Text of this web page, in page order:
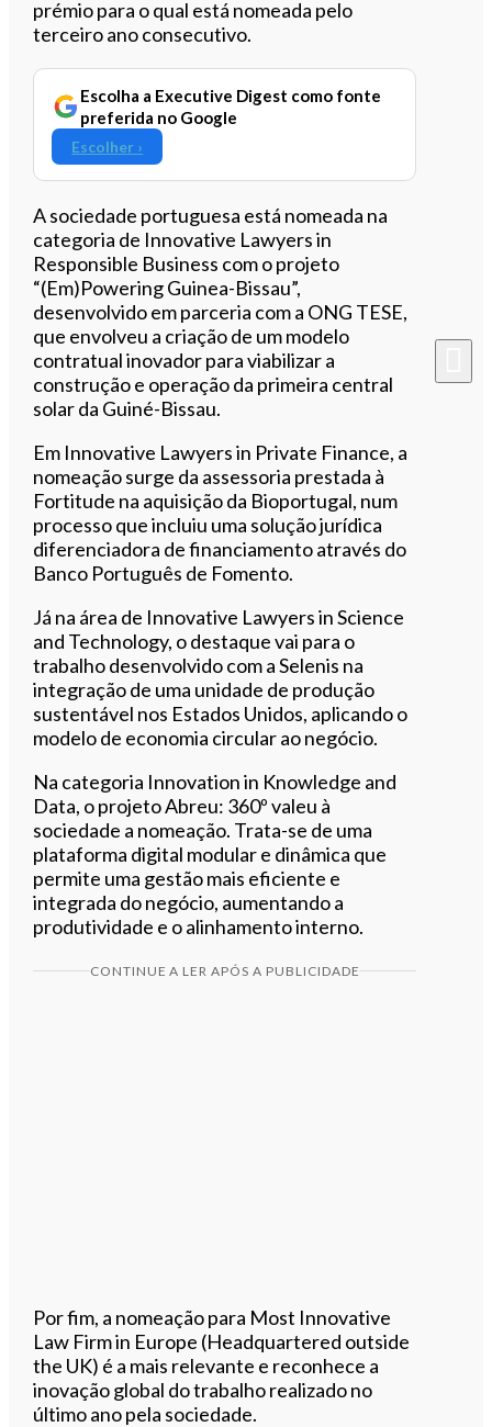
prémio para o qual está nomeada pelo
terceiro ano consecutivo.
Escolha a Executive Digest como fonte
preferida no Google
Escolher ›
A sociedade portuguesa está nomeada na
categoria de Innovative Lawyers in
Responsible Business com o projeto
“(Em)Powering Guinea-Bissau”,
desenvolvido em parceria com a ONG TESE,
que envolveu a criação de um modelo
contratual inovador para viabilizar a
construção e operação da primeira central
solar da Guiné-Bissau.
Em Innovative Lawyers in Private Finance, a
nomeação surge da assessoria prestada à
Fortitude na aquisição da Bioportugal, num
processo que incluiu uma solução jurídica
diferenciadora de financiamento através do
Banco Português de Fomento.
Já na área de Innovative Lawyers in Science
and Technology, o destaque vai para o
trabalho desenvolvido com a Selenis na
integração de uma unidade de produção
sustentável nos Estados Unidos, aplicando o
modelo de economia circular ao negócio.
Na categoria Innovation in Knowledge and
Data, o projeto Abreu: 360º valeu à
sociedade a nomeação. Trata-se de uma
plataforma digital modular e dinâmica que
permite uma gestão mais eficiente e
integrada do negócio, aumentando a
produtividade e o alinhamento interno.
CONTINUE A LER APÓS A PUBLICIDADE
Por fim, a nomeação para Most Innovative
Law Firm in Europe (Headquartered outside
the UK) é a mais relevante e reconhece a
inovação global do trabalho realizado no
último ano pela sociedade.